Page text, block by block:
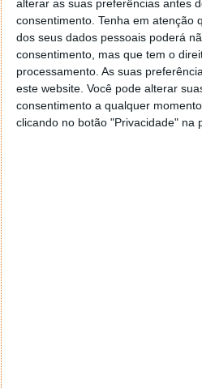
alterar as suas preferências antes
consentimento. Tenha em atenção
dos seus dados pessoais poderá
consentimento, mas que tem o
processamento. As suas
este website. Você pode alterar
consentimento a qualquer
clicando no botão "Privacidade" na
rapidamente se uma versão
versão mais recente do
Ainda assim, é importante
apostar no seu sistema
Depois de muitos anos de
desenvolvimentos, está